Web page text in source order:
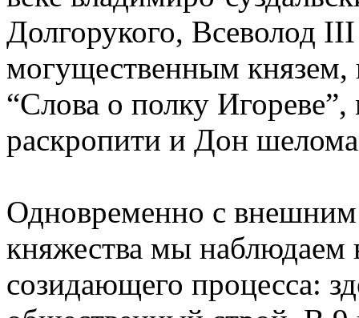
Долгорукого, Всеволод III
могущественным князем,
“Слова о полку
раскропити и Дон
Одновременно с внешним
княжества мы наблюдаем
созидающего процесса: